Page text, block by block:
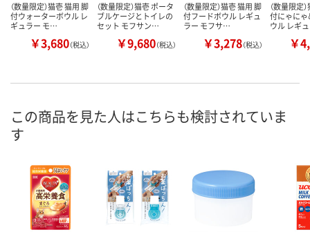
（数量限定）猫壱 猫用 脚
付ウォーターボウル レ
ギュラー モ…
￥3,680（税込）
（数量限定）猫壱 ポータ
ブルケージとトイレの
セット モフサン…
￥9,680（税込）
（数量限定）猫壱 猫用 脚
付フードボウル レギュ
ラー モフサ…
￥3,278（税込）
（数量限定
付にゃに
ウル レギ
￥
この商品を見た人はこちらも検討されていま
す